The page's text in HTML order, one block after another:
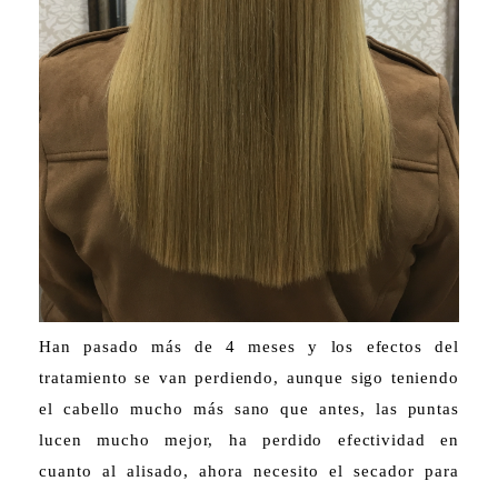
Han pasado más de 4 meses y los efectos del
tratamiento se van perdiendo, aunque sigo teniendo
el cabello mucho más sano que antes, las puntas
lucen mucho mejor, ha perdido efectividad en
cuanto al alisado, ahora necesito el secador para